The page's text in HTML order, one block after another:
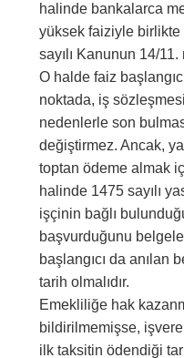
halinde bankalarca
yüksek faiziyle
sayılı Kanunun 14/
O halde faiz
noktada, iş
nedenlerle son
değiştirmez. Ancak,
toptan ödeme almak
halinde 1475 sayılı
işçinin bağlı
başvurduğunu
başlangıcı da anılan
tarih olmalıdır.
Emekliliğe hak
bildirilmemişse,
ilk taksitin ödendiği